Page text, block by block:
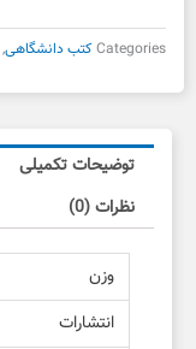
خصوصی۱
دست
دوم
Categoriesکتب دانشگاهی,
توضیحات تکمیلی
نظرات (0)
وزن
انتشارات